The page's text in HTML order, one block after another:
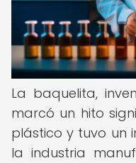
La baquelita,
marcó un hito
plástico y tuvo un
la industria